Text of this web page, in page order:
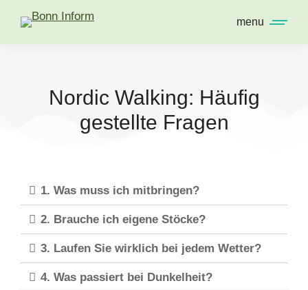
menu
Nordic Walking: Häufig
gestellte Fragen
1. Was muss ich mitbringen?
2. Brauche ich eigene Stöcke?
3. Laufen Sie wirklich bei jedem Wetter?
4. Was passiert bei Dunkelheit?